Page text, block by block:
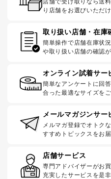
店舗で受け取りなら送
り店舗をお選びいただけ
取り扱い店舗・在庫
簡単操作で店舗在庫状
や取り扱い店舗の確認が
オンライン試着サー
簡単なアンケートに回
合った最適なサイズをご
メールマガジンサー
メルマガ登録でオトク
すすめトピックスをお届
店舗サービス
専門アドバイザーがお
充実したサービスを是